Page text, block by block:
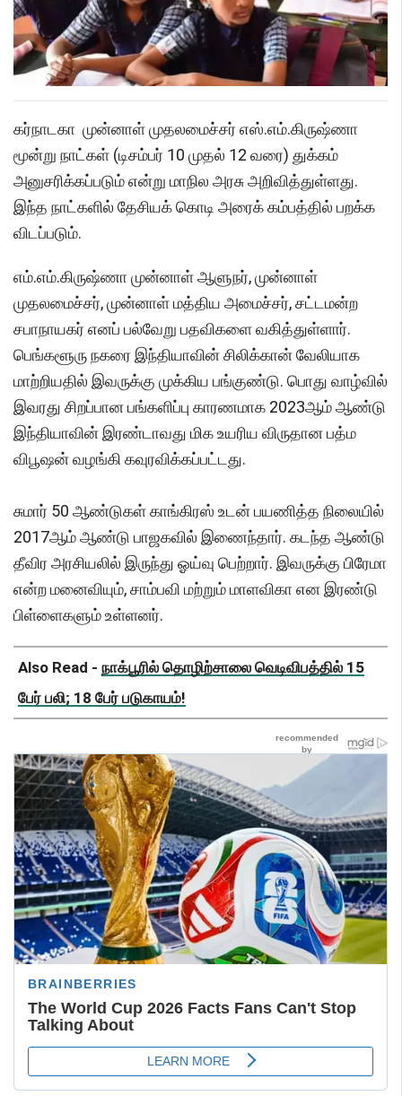
கர்நாடகா முன்னாள் முதலமைச்சர் எஸ்.எம்.கிருஷ்ணா
மூன்று நாட்கள் (டிசம்பர் 10 முதல் 12 வரை) துக்கம்
அனுசரிக்கப்படும் என்று மாநில அரசு அறிவித்துள்ளது.
இந்த நாட்களில் தேசியக் கொடி அரைக் கம்பத்தில் பறக்க
விடப்படும்.
எம்.எம்.கிருஷ்ணா முன்னாள் ஆளுநர், முன்னாள்
முதலமைச்சர், முன்னாள் மத்திய அமைச்சர், சட்டமன்ற
சபாநாயகர் எனப் பல்வேறு பதவிகளை வகித்துள்ளார்.
பெங்களூரு நகரை இந்தியாவின் சிலிக்கான் வேலியாக
மாற்றியதில் இவருக்கு முக்கிய பங்குண்டு. பொது வாழ்வில்
இவரது சிறப்பான பங்களிப்பு காரணமாக 2023ஆம் ஆண்டு
இந்தியாவின் இரண்டாவது மிக உயரிய விருதான பத்ம
விபூஷன் வழங்கி கவுரவிக்கப்பட்டது.
சுமார் 50 ஆண்டுகள் காங்கிரஸ் உடன் பயணித்த நிலையில்
2017ஆம் ஆண்டு பாஜகவில் இணைந்தார். கடந்த ஆண்டு
தீவிர அரசியலில் இருந்து ஓய்வு பெற்றார். இவருக்கு பிரேமா
என்ற மனைவியும், சாம்பவி மற்றும் மாளவிகா என இரண்டு
பிள்ளைகளும் உள்ளனர்.
Also Read - நாக்பூரில் தொழிற்சாலை வெடிவிபத்தில் 15
பேர் பலி; 18 பேர் படுகாயம்!